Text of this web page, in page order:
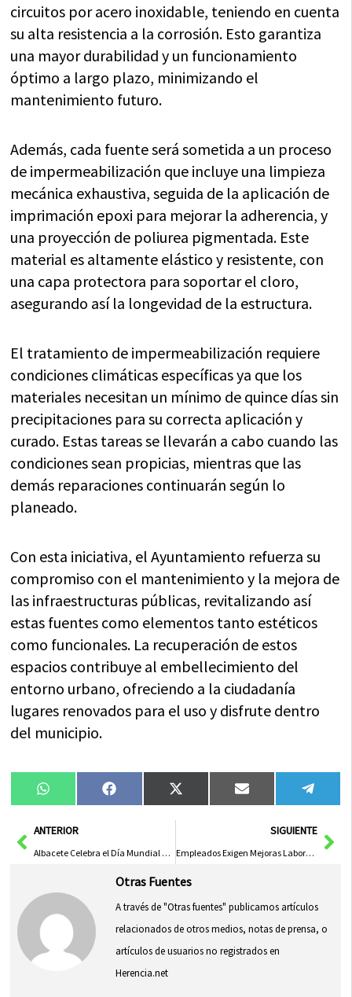
circuitos por acero inoxidable, teniendo en cuenta
su alta resistencia a la corrosión. Esto garantiza
una mayor durabilidad y un funcionamiento
óptimo a largo plazo, minimizando el
mantenimiento futuro.
Además, cada fuente será sometida a un proceso
de impermeabilización que incluye una limpieza
mecánica exhaustiva, seguida de la aplicación de
imprimación epoxi para mejorar la adherencia, y
una proyección de poliurea pigmentada. Este
material es altamente elástico y resistente, con
una capa protectora para soportar el cloro,
asegurando así la longevidad de la estructura.
El tratamiento de impermeabilización requiere
condiciones climáticas específicas ya que los
materiales necesitan un mínimo de quince días sin
precipitaciones para su correcta aplicación y
curado. Estas tareas se llevarán a cabo cuando las
condiciones sean propicias, mientras que las
demás reparaciones continuarán según lo
planeado.
Con esta iniciativa, el Ayuntamiento refuerza su
compromiso con el mantenimiento y la mejora de
las infraestructuras públicas, revitalizando así
estas fuentes como elementos tanto estéticos
como funcionales. La recuperación de estos
espacios contribuye al embellecimiento del
entorno urbano, ofreciendo a la ciudadanía
lugares renovados para el uso y disfrute dentro
del municipio.
Compartir
en
WhatsAppCompartir
en
FacebookCompartir
en
X
(Twitter)
Compartir
en
Email
en
AntANTERIOR
Albacete Celebra el Día Mundial de los Humedales 2026 con Dos Rutas Interpretadas
SIGUIENTE
Empleados Exigen Mejoras Laborales Urgentes ante Condiciones Insostenibles
Otras Fuentes
A través de "Otras fuentes" publicamos artículos
relacionados de otros medios, notas de prensa, o
artículos de usuarios no registrados en
Herencia.net